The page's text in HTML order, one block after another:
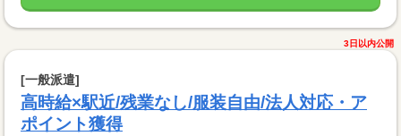
3日以内公開
[一般派遣]
高時給×駅近/残業なし/服装自由/法人対応・ア
ポイント獲得